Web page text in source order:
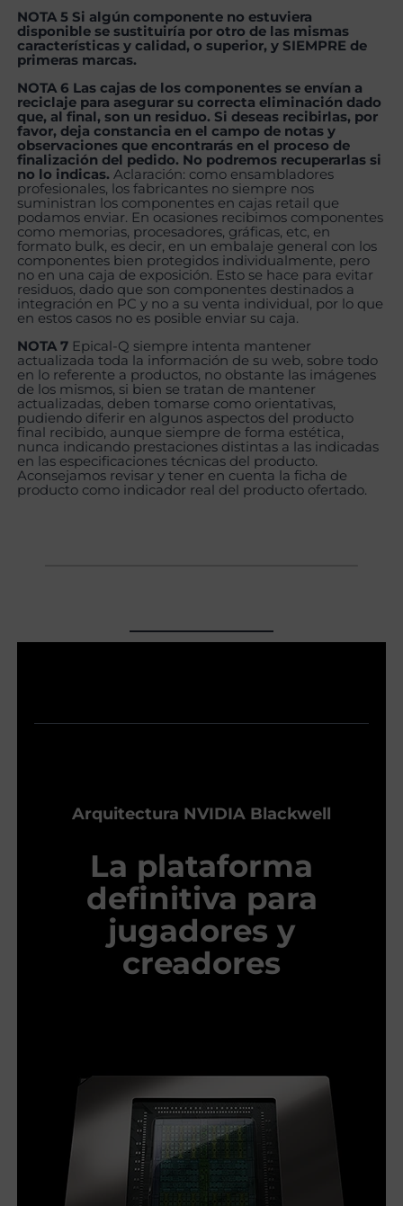
NOTA 5 Si algún componente no estuviera
disponible se sustituiría por otro de las mismas
características y calidad, o superior, y SIEMPRE de
primeras marcas.
NOTA 6 Las cajas de los componentes se envían a
reciclaje para asegurar su correcta eliminación dado
que, al final, son un residuo. Si deseas recibirlas, por
favor, deja constancia en el campo de notas y
observaciones que encontrarás en el proceso de
finalización del pedido. No podremos recuperarlas si
no lo indicas. Aclaración: como ensambladores
profesionales, los fabricantes no siempre nos
suministran los componentes en cajas retail que
podamos enviar. En ocasiones recibimos componentes
como memorias, procesadores, gráficas, etc, en
formato bulk, es decir, en un embalaje general con los
componentes bien protegidos individualmente, pero
no en una caja de exposición. Esto se hace para evitar
residuos, dado que son componentes destinados a
integración en PC y no a su venta individual, por lo que
en estos casos no es posible enviar su caja.
NOTA 7 Epical-Q siempre intenta mantener
actualizada toda la información de su web, sobre todo
en lo referente a productos, no obstante las imágenes
de los mismos, si bien se tratan de mantener
actualizadas, deben tomarse como orientativas,
pudiendo diferir en algunos aspectos del producto
final recibido, aunque siempre de forma estética,
nunca indicando prestaciones distintas a las indicadas
en las especificaciones técnicas del producto.
Aconsejamos revisar y tener en cuenta la ficha de
producto como indicador real del producto ofertado.
Arquitectura NVIDIA Blackwell
La plataforma
definitiva para
jugadores y
creadores